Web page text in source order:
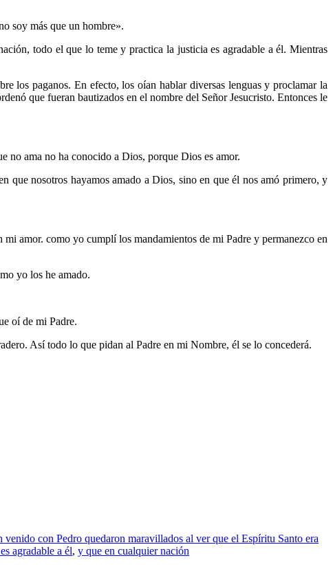
soy más que un hombre».
todo el que lo teme y practica la justicia es agradable a él. Mientras
los paganos. En efecto, los oían hablar diversas lenguas y proclamar la
que fueran bautizados en el nombre del Señor Jesucristo. Entonces le
no ama no ha conocido a Dios, porque Dios es amor.
que nosotros hayamos amado a Dios, sino en que él nos amó primero, y
amor. como yo cumplí los mandamientos de mi Padre y permanezco en
yo los he amado.
oí de mi Padre.
Así todo lo que pidan al Padre en mi Nombre, él se lo concederá.
con Pedro quedaron maravillados al ver que el Espíritu Santo era
agradable a él, y que en cualquier nación